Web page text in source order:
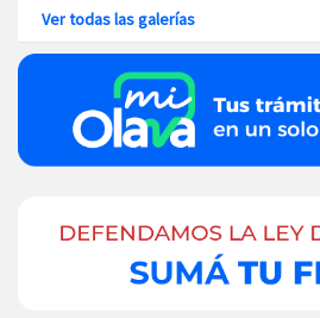
Ver todas las galerías